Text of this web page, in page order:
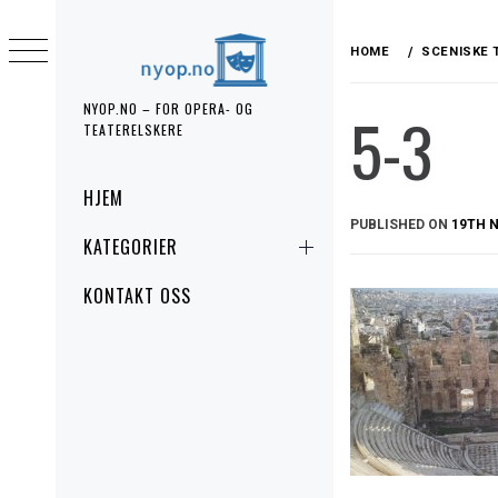
NYOP.NO – FOR OPERA- OG
TEATERELSKERE
MenuHJEM
KATEGORIER
KONTAKT OSS
to
content
HOME SCENISKE
5-3
PUBLISHED ON 19TH